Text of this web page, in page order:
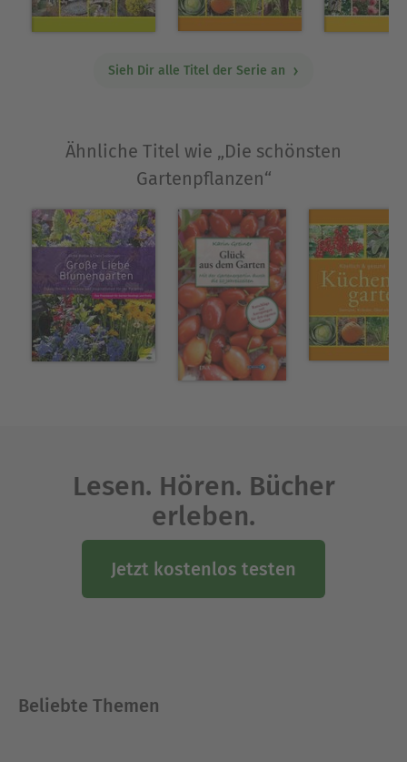
vermittelt wichtige Grundlagen der Gartenpraxis
Schlagwortregister hilft bei der gezielten Suche
Stauden, Ziersträucher und Kübelpflanzen-
Wissenswertes zu Standortansprüchen, Wuchs,
Pflanzpartnern- Die besten Tipps und Tricks zur
Gartenpraxis und -gestaltung
Über Joachim Mayer
Joachim Mayer ist Garten- und Naturjournalist
und erfahrener Ratgeberautor bei GU. Sein
fundiertes Wissen verdankt er seiner
Ausblenden
Sieh Dir alle Titel der Serie an
Ähnliche Titel wie „Die schönsten
Gartenpflanzen“
Lesen. Hören. Bücher
erleben.
Jetzt kostenlos testen
Beliebte Themen